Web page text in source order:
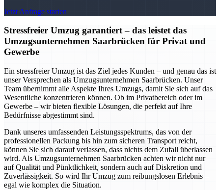
Jetzt Anfrage starten
Stressfreier Umzug garantiert – das leistet das
Umzugsunternehmen Saarbrücken für Privat und
Gewerbe
Ein stressfreier Umzug ist das Ziel jedes Kunden – und genau das ist
unser Versprechen als Umzugsunternehmen Saarbrücken. Unser
Team übernimmt alle Aspekte Ihres Umzugs, damit Sie sich auf das
Wesentliche konzentrieren können. Ob im Privatbereich oder im
Gewerbe – wir bieten flexible Lösungen, die perfekt auf Ihre
Bedürfnisse abgestimmt sind.
Dank unseres umfassenden Leistungsspektrums, das von der
professionellen Packung bis hin zum sicheren Transport reicht,
können Sie sich darauf verlassen, dass nichts dem Zufall überlassen
wird. Als Umzugsunternehmen Saarbrücken achten wir nicht nur
auf Qualität und Pünktlichkeit, sondern auch auf Diskretion und
Zuverlässigkeit. So wird Ihr Umzug zum reibungslosen Erlebnis –
egal wie komplex die Situation.